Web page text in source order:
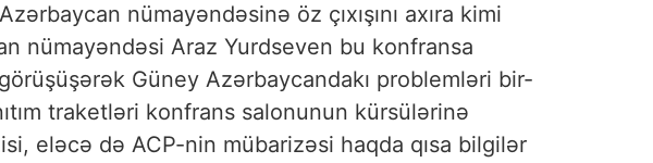
nümayəndəsinə öz çıxışını axıra kimi
nümayəndəsi Araz Yurdseven bu konfransa
Güney Azərbaycandakı problemləri bir-
traketləri konfrans salonunun kürsülərinə
eləcə də ACP-nin mübarizəsi haqda qısa bilgilər